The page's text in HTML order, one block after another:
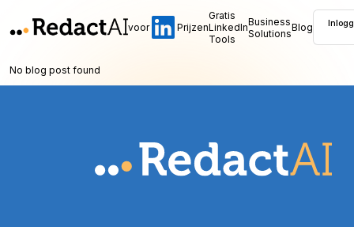
voor Prijzen
Gratis
LinkedIn
Tools
Business
SolutionsBlog
No blog post found